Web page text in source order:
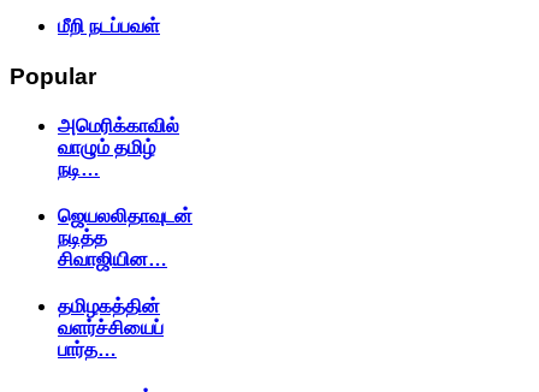
மீறி நடப்பவள்
Popular
அமெரிக்காவில்
வாழும் தமிழ்
நடி…
ஜெயலலிதாவுடன்
நடித்த
சிவாஜியின…
தமிழகத்தின்
வளர்ச்சியைப்
பார்த…